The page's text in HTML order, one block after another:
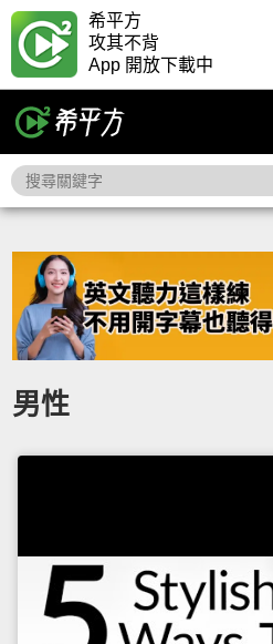
希平方
攻其不背
App 開放下載中
男性